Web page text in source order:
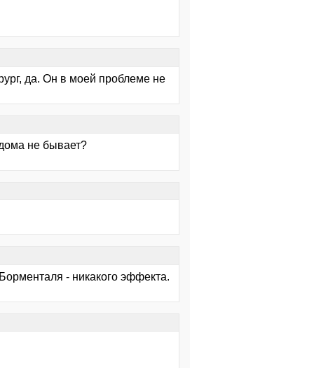
да. Он в моей проблеме не
не бывает?
- никакого эффекта.